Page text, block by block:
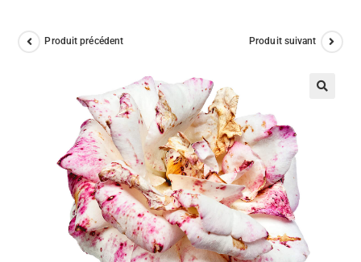
Produit précédent Produit suivant